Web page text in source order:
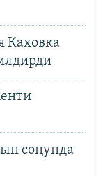
Каховка
соңунда